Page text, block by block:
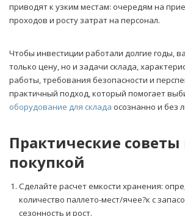
приводят к узким местам: очередям на
проходов и росту затрат на персонал.
Чтобы инвестиции работали долгие годы,
только цену, но и задачи склада,
работы, требования безопасности и
практичный подход, который помогает
оборудование для склада осознанно и без
Практические советы
покупкой
Сделайте расчет емкости хранения:
количество паллето-мест/ячее?к с
сезонность и рост.